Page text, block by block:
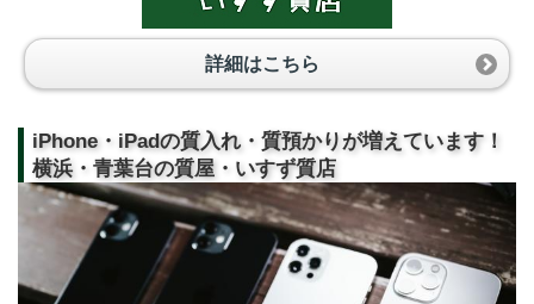
詳細はこちら
iPhone・iPadの質入れ・質預かりが増えています！
横浜・青葉台の質屋・いすず質店